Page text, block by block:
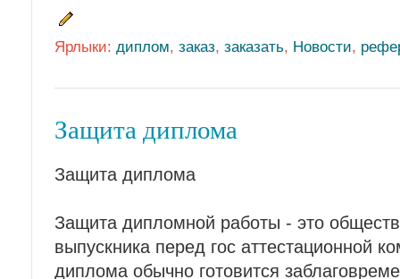
Ярлыки: диплом, заказ, заказать, Новости,
Защита диплома
Защита диплома
Защита дипломной работы - это
выпускника перед гос аттестационной
диплома обычно готовится